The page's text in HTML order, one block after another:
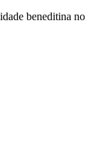
beneditina no